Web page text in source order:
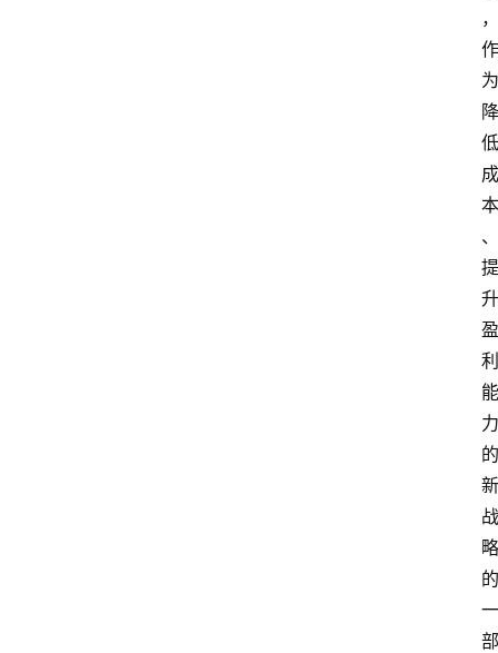
，
作
为
降
低
成
本
、
提
升
盈
利
能
力
的
新
战
略
的
一
部